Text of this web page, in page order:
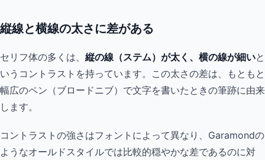
縦線と横線の太さに差がある
セリフ体の多くは、 縦の線（ステム）が太く、横の線が細いと
いうコントラストを持っています。この太さの差は、もともと
幅広のペン（ブロードニブ）で文字を書いたときの筆跡に由来
します。
コントラストの強さはフォントによって異なり、Garamondの
ようなオールドスタイルでは比較的穏やかな差であるのに対